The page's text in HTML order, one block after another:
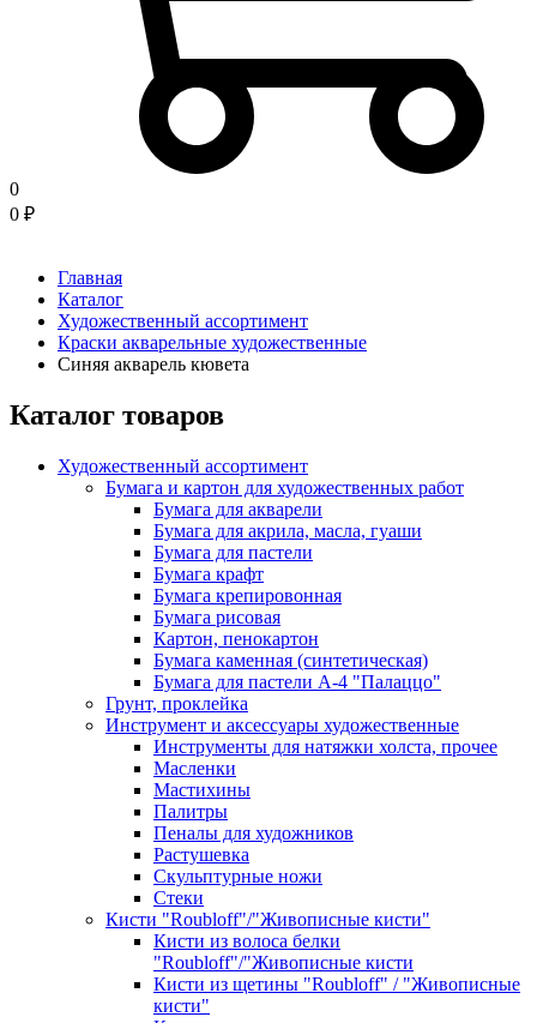
0
0 ₽
Главная
Каталог
Художественный ассортимент
Краски акварельные художественные
Синяя акварель кювета
Каталог товаров
Художественный ассортимент
Бумага и картон для художественных работ
Бумага для акварели
Бумага для акрила, масла, гуаши
Бумага для пастели
Бумага крафт
Бумага крепировонная
Бумага рисовая
Картон, пенокартон
Бумага каменная (синтетическая)
Бумага для пастели А-4 "Палаццо"
Грунт, проклейка
Инструмент и аксессуары художественные
Инструменты для натяжки холста, прочее
Масленки
Мастихины
Палитры
Пеналы для художников
Растушевка
Скульптурные ножи
Стеки
Кисти "Roubloff"/"Живописные кисти"
Кисти из волоса белки
"Roubloff"/"Живописные кисти
Кисти из щетины "Roubloff" / "Живописные
кисти"